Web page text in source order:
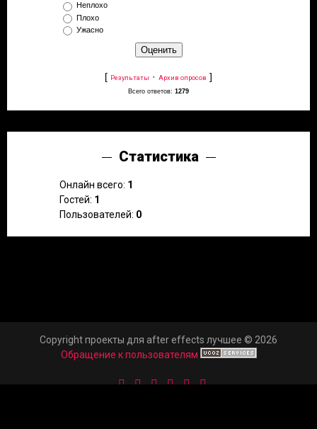
Неплохо
Плохо
Ужасно
[ Результаты · Архив опросов ]
Всего ответов: 1279
Статистика
Онлайн всего: 1
Гостей: 1
Пользователей: 0
Copyright проекты для after effects лучшее © 2026
Обращение к пользователям